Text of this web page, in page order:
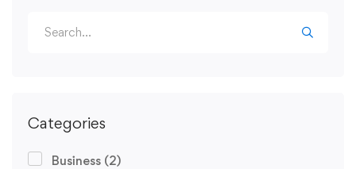
Categories
Business (2)